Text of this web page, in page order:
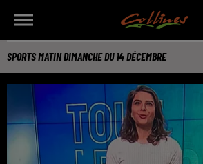
SPORTS MATIN DIMANCHE DU 14 DÉCEMBRE